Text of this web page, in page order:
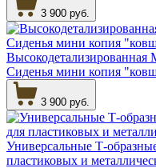
3 900 руб.
Высокодетализированная
Сиденья мини копия
3 900 руб.
Универсальные Т-
пластиковых и